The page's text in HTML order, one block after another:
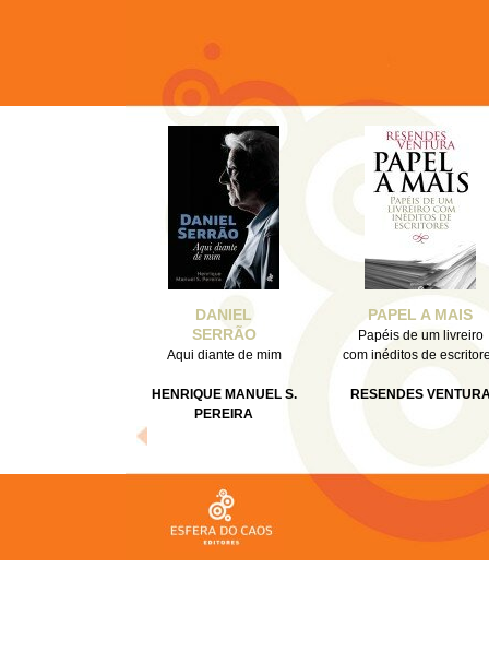
DANIEL
SERRÃO
Aqui diante de mim
HENRIQUE MANUEL S.
PEREIRA
PAPEL A MAIS
Papéis de um livreiro
com inéditos de
RESENDES